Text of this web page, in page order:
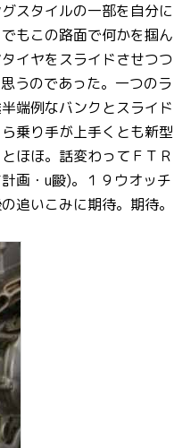
スタイルの一部を自分に
もこの路面で何かを掴ん
イヤをスライドさせつつ
うのであった。一つのラ
端例なバンクとスライド
乗り手が上手くとも新型
ほほ。話変わってＦＴＲ
画・u毆)。１９ウオッチ
追いこみに期待。期待。